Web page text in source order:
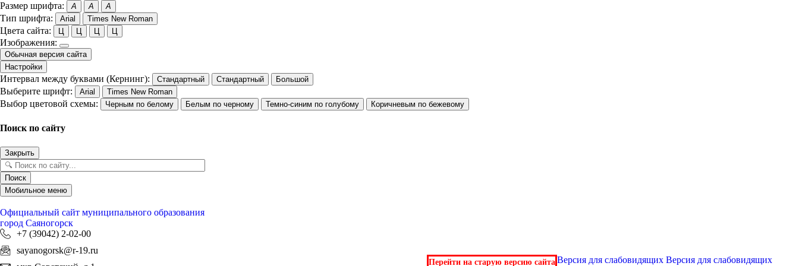
Размер шрифта: A A A
Тип шрифта: Arial Times New Roman
Цвета сайта: Ц Ц Ц Ц
Изображения:
Обычная версия сайта
Настройки
Интервал между буквами (Кернинг): Стандартный Стандартный Большой
Выберите шрифт: Arial Times New Roman
Выбор цветовой схемы: Черным по белому Белым по черному Темно-синим по голубому Коричневым по бежевому
Поиск по сайту
Закрыть
Поиск
Мобильное меню
Официальный сайт муниципального образования
город Саяногорск
+7 (39042) 2-02-00
sayanogorsk@r-19.ru
Перейти на старую версию сайта Версия для слабовидящихВерсия для слабовидящих